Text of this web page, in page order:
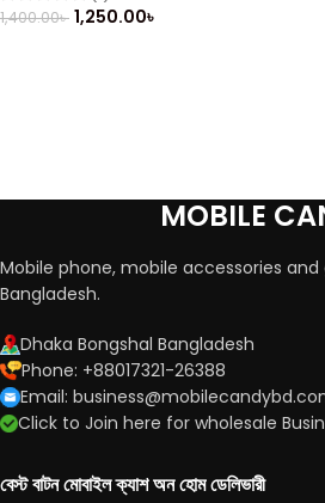
1,400.00৳ 1,250.00৳
MOBILE
Mobile phone, mobile accessories
Bangladesh.
Dhaka Bongshal Bangladesh
Phone: +88017321-26388
Email:
Click to Join here for wholesale
বেস্ট বাটন মোবাইল ক্যাশ অন হোম ডেলিভারী